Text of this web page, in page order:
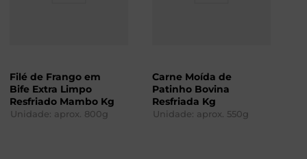
Filé de Frango em
Bife Extra Limpo
Resfriado Mambo Kg
Unidade: aprox. 800g
Carne Moída de
Patinho Bovina
Resfriada Kg
Unidade: aprox. 550g